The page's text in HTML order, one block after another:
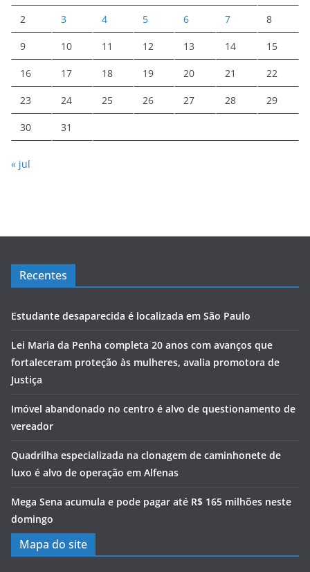
2 3 4 5 6 7 8
9 10 11 12 13 14 15
16 17 18 19 20 21 22
23 24 25 26 27 28 29
30 31
« jul
Recentes
Estudante desaparecida é localizada em São Paulo
Lei Maria da Penha completa 20 anos com avanços que
fortaleceram proteção às mulheres, avalia promotora de
Justiça
Imóvel abandonado no centro é alvo de questionamento de
vereador
Quadrilha especializada na clonagem de caminhonete de
luxo é alvo de operação em Alfenas
Mega Sena acumula e pode pagar até R$ 165 milhões neste
domingo
Mapa do site